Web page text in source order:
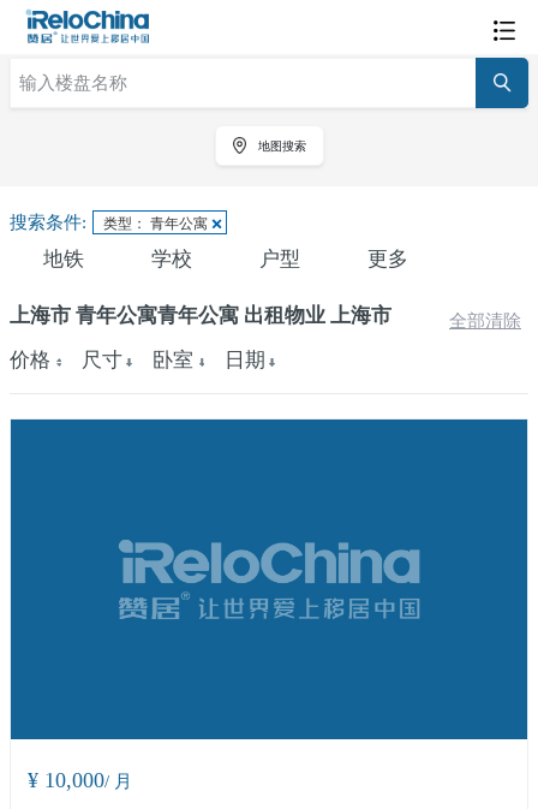
地图搜索
搜索条件: 类型： 青年公寓
地铁 学校 户型 更多
上海市 青年公寓青年公寓 出租物业 上海市 全部清除
价格 尺寸 卧室 日期
¥ 10,000/ 月